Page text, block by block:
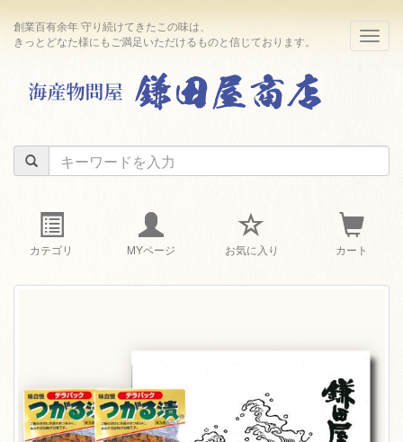
創業百有余年 守り続けてきたこの味は、
きっとどなた様にもご満足いただけるものと信じております。
カテゴリ MYページ お気に入り カート